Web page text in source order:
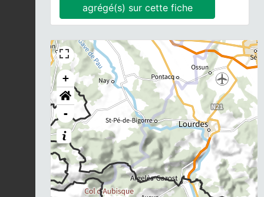
agrégé(s) sur cette fiche
+
-